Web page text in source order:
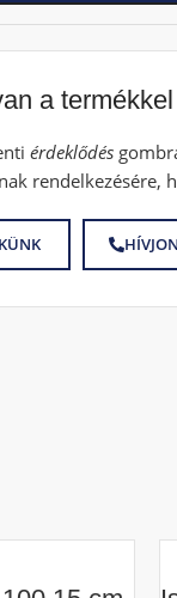
a
érdeklődés
rendelkezésére,